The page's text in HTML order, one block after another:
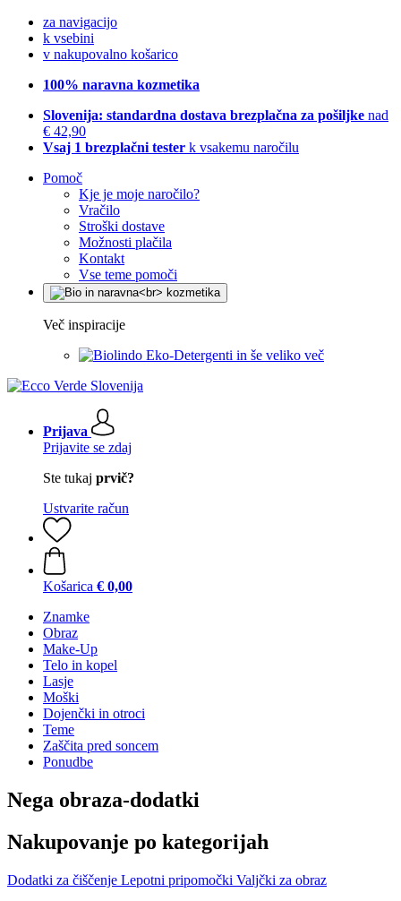
za navigacijo
k vsebini
v nakupovalno košarico
100% naravna kozmetika
Slovenija: standardna dostava brezplačna za pošiljke nad
€ 42,90
Vsaj 1 brezplačni tester k vsakemu naročilu
Pomoč
Kje je moje naročilo?
Vračilo
Stroški dostave
Možnosti plačila
Kontakt
Vse teme pomoči
Več inspiracije
Eko-Detergenti in še veliko več
Prijava
Prijavite se zdaj
Ste tukaj prvič?
Ustvarite račun
Košarica € 0,00
Znamke
Obraz
Make-Up
Telo in kopel
Lasje
Moški
Dojenčki in otroci
Teme
Zaščita pred soncem
Ponudbe
Nega obraza-dodatki
Nakupovanje po kategorijah
Dodatki za čiščenje Lepotni pripomočki Valjčki za obraz